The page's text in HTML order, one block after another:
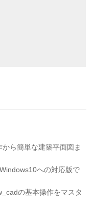
ら簡単な建築平面図ま
への対応版で
の基本操作をマスタ